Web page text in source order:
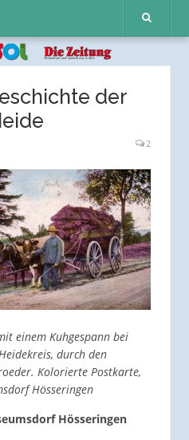
der
2
einem Kuhgespann bei
durch den
Kolorierte Postkarte,
Hösseringen
Hösseringen